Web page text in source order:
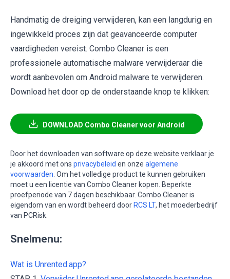
Handmatig de dreiging verwijderen, kan een langdurig en
ingewikkeld proces zijn dat geavanceerde computer
vaardigheden vereist. Combo Cleaner is een
professionele automatische malware verwijderaar die
wordt aanbevolen om Android malware te verwijderen.
Download het door op de onderstaande knop te klikken:
DOWNLOAD Combo Cleaner voor Android
Door het downloaden van software op deze website verklaar je
je akkoord met ons privacybeleid en onze algemene
voorwaarden . Om het volledige product te kunnen gebruiken
moet u een licentie van Combo Cleaner kopen. Beperkte
proefperiode van 7 dagen beschikbaar. Combo Cleaner is
eigendom van en wordt beheerd door RCS LT, het moederbedrijf
van PCRisk.
Snelmenu:
Wat is Unrented.app?